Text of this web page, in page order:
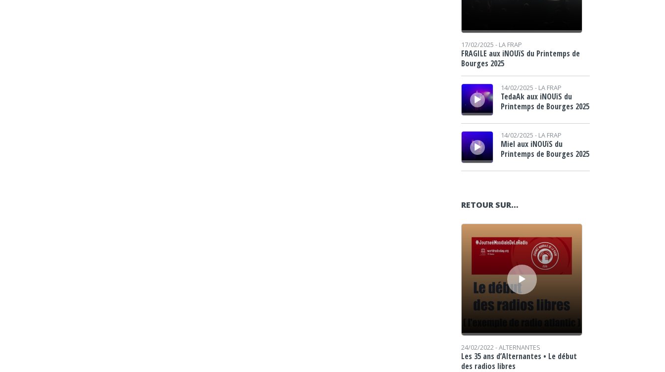
17/02/2025 - LA FRAP
FRAGILE aux iNOUïS du Printemps de
Bourges 2025
Lecteur audio
14/02/2025 - LA FRAP
TedaAk aux iNOUïS du
Printemps de Bourges 2025
Lecteur audio 14/02/2025 - LA FRAP
Miel aux iNOUïS du
Printemps de Bourges 2025
RETOUR SUR…
Lecteur audio
24/02/2022 -ALTERNANTES
Les 35 ans d’Alternantes • Le début
des radios libres